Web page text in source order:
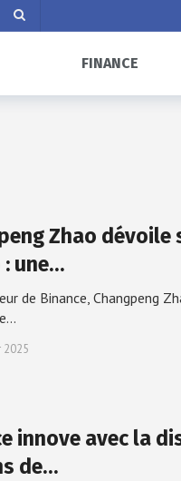
FINANCE
Zhao
une…
de Binance, Changpeng
2025
innove avec la
de…